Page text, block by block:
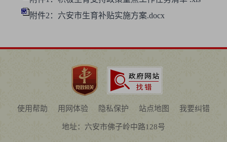
附件2：六安市生育补贴实施方案.docx
使用帮助 用网体验 隐私保护 站点地图 我要纠错
地址：六安市佛子岭中路128号